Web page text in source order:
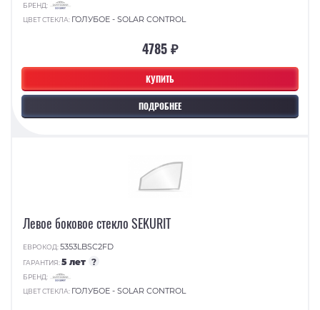
КУПИТЬ
ПОДРОБНЕЕ
БРЕНД:
ЦВЕТ СТЕКЛА: ГОЛУБОЕ - SOLAR CONTROL
4785 ₽
Левое боковое стекло SEKURIT
ЕВРОКОД:5353LBSC2FD
ГАРАНТИЯ:5 лет ?
БРЕНД:
ЦВЕТ СТЕКЛА: ГОЛУБОЕ - SOLAR CONTROL